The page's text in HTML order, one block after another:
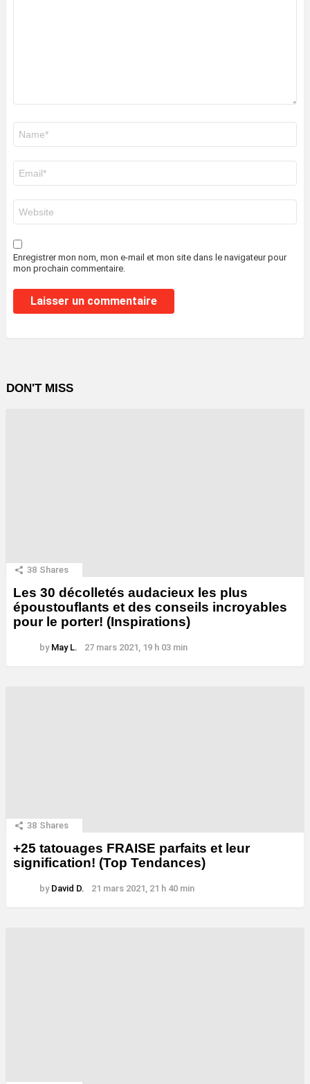
mail
*
web
Enregistrer mon nom, mon e-mail et mon site dans le navigateur pour
mon prochain commentaire.
DON'T MISS
38 Shares
Les 30 décolletés audacieux les plus
époustouflants et des conseils incroyables
pour le porter! (Inspirations)
by May L. 27 mars 2021, 19 h 03 min
38 Shares
+25 tatouages ​​FRAISE parfaits et leur
signification! (Top Tendances)
by David D. 21 mars 2021, 21 h 40 min